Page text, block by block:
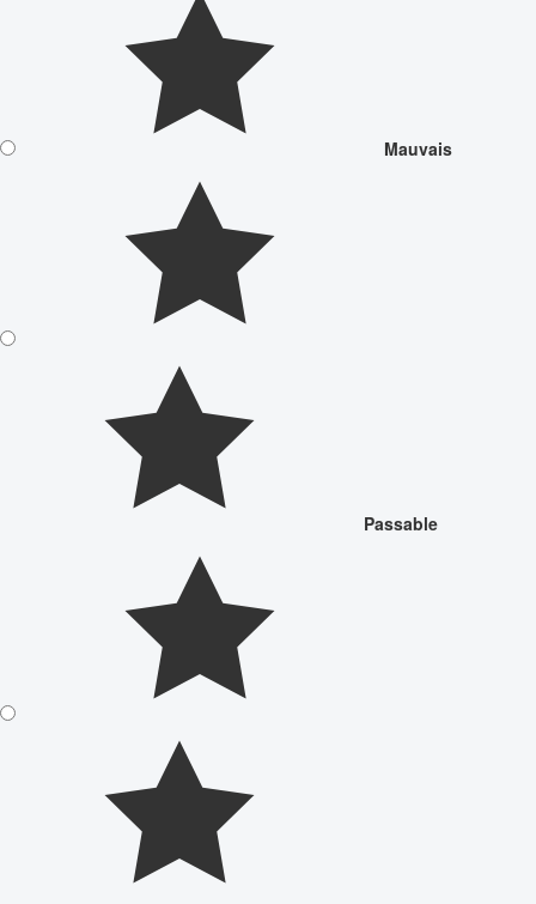
Mauvais
Passable